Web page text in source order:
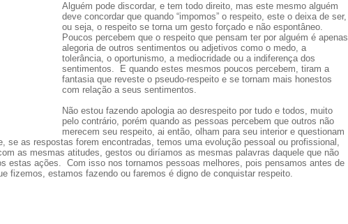
Alguém pode discordar, e tem todo direito, mas este mesmo alguém
deve concordar que quando “impomos” o respeito, este o deixa de ser,
ou seja, o respeito se torna um gesto forçado e não espontâneo.
Poucos percebem que o respeito que pensam ter por alguém é apenas
alegoria de outros sentimentos ou adjetivos como o medo, a
tolerância, o oportunismo, a mediocridade ou a indiferença dos
sentimentos. E quando estes mesmos poucos percebem, tiram a
fantasia que reveste o pseudo-respeito e se tornam mais honestos
com relação a seus sentimentos.
Não estou fazendo apologia ao desrespeito por tudo e todos, muito
pelo contrário, porém quando as pessoas percebem que outros não
merecem seu respeito, ai então, olham para seu interior e questionam
se as respostas forem encontradas, temos uma evolução pessoal ou profissional,
as mesmas atitudes, gestos ou diríamos as mesmas palavras daquele que não
estas ações. Com isso nos tornamos pessoas melhores, pois pensamos antes de
fizemos, estamos fazendo ou faremos é digno de conquistar respeito.